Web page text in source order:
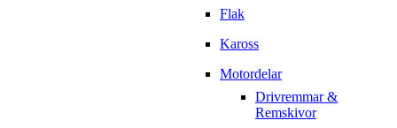
Flak
Kaross
Motordelar
Drivremmar &
Remskivor